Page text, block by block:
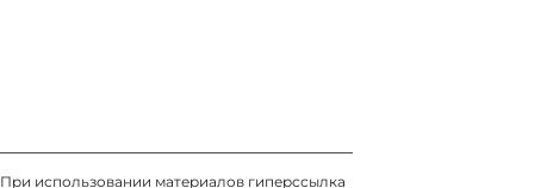
При использовании материалов гиперссылка